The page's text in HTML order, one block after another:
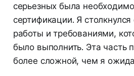
серьезных была
сертификации. Я
работы и требованиями,
было выполнить. Эта часть
более сложной, чем я